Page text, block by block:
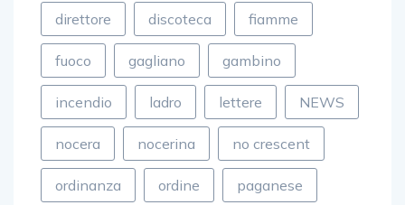
direttore discoteca fiamme
fuoco gagliano gambino
incendio ladro lettere NEWS
nocera nocerina no crescent
ordinanza ordine paganese